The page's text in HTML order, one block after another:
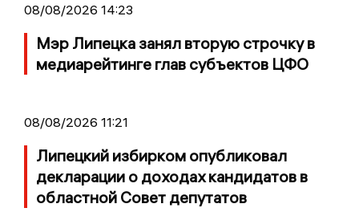
08/08/2026 14:23
Мэр Липецка занял вторую строчку в
медиарейтинге глав субъектов ЦФО
08/08/2026 11:21
Липецкий избирком опубликовал
декларации о доходах кандидатов в
областной Совет депутатов